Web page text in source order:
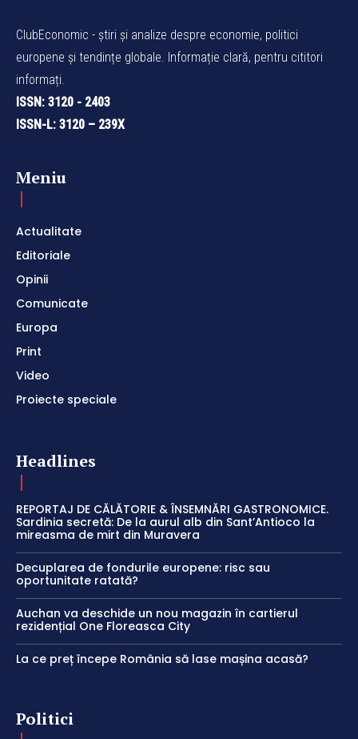
ClubEconomic - știri și analize despre economie, politici
europene și tendințe globale. Informație clară, pentru cititori
informați.
ISSN: 3120 - 2403
ISSN-L: 3120 – 239X
Meniu
Actualitate
Editoriale
Opinii
Comunicate
Europa
Print
Video
Proiecte speciale
Headlines
REPORTAJ DE CĂLĂTORIE & ÎNSEMNĂRI GASTRONOMICE.
Sardinia secretă: De la aurul alb din Sant’Antioco la
mireasma de mirt din Muravera
Decuplarea de fondurile europene: risc sau
oportunitate ratată?
Auchan va deschide un nou magazin în cartierul
rezidențial One Floreasca City
La ce preț începe România să lase mașina acasă?
Politici